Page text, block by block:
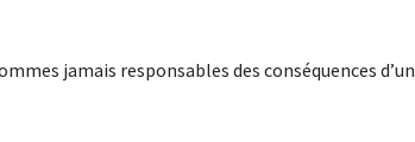
jamais responsables des conséquences d’un